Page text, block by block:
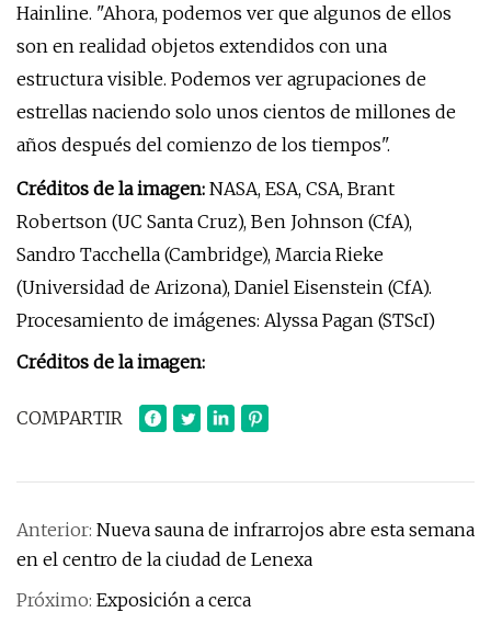
Hainline. "Ahora, podemos ver que algunos de ellos
son en realidad objetos extendidos con una
estructura visible. Podemos ver agrupaciones de
estrellas naciendo solo unos cientos de millones de
años después del comienzo de los tiempos".
Créditos de la imagen: NASA, ESA, CSA, Brant
Robertson (UC Santa Cruz), Ben Johnson (CfA),
Sandro Tacchella (Cambridge), Marcia Rieke
(Universidad de Arizona), Daniel Eisenstein (CfA).
Procesamiento de imágenes: Alyssa Pagan (STScI)
Créditos de la imagen:
COMPARTIR
Anterior: Nueva sauna de infrarrojos abre esta semana
en el centro de la ciudad de Lenexa
Próximo: Exposición a cerca